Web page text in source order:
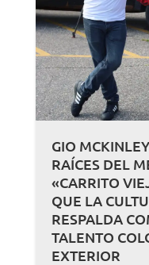
GIO
RAÍCES DEL
«CARRITO
QUE LA
RESPALDA
TALENTO
EXTERIOR